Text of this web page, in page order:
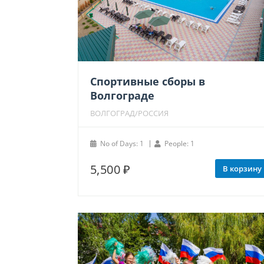
Спортивные сборы в
Волгограде
ВОЛГОГРАД/РОССИЯ
No of Days: 1 People: 1
5,500₽ В корзину